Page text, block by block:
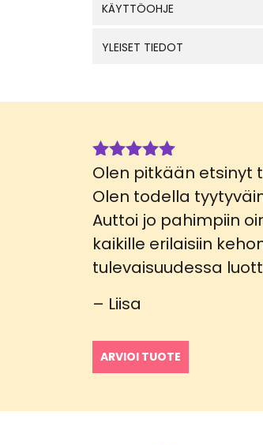
KÄYTTÖOHJE
YLEISET TIEDOT
Arvostelu
tuotteesta:
5/ 5
Olen pitkään etsinyt
Olen todella
Auttoi jo pahimpiin
kaikille erilaisiin
tulevaisuudessa
– Liisa
ARVIOI TUOTE